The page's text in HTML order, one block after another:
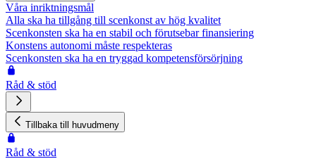
Våra inriktningsmål
Alla ska ha tillgång till scenkonst av hög kvalitet
Scenkonsten ska ha en stabil och förutsebar finansiering
Konstens autonomi måste respekteras
Scenkonsten ska ha en tryggad kompetensförsörjning
Råd & stöd
Tillbaka till huvudmeny
Råd & stöd